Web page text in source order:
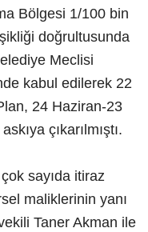
Bölgesi 1/100 bin
doğrultusunda
Meclisi
kabul edilerek 22
24 Haziran-23
çıkarılmıştı.
sayıda itiraz
maliklerinin yanı
Taner Akman ile